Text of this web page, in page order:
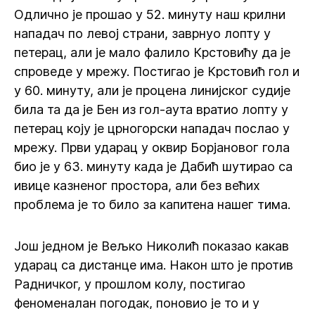
Одлично је прошао у 52. минуту наш крилни
нападач по левој страни, заврнуо лопту у
петерац, али је мало фалило Крстовићу да је
спроведе у мрежу. Постигао је Крстовић гол и
у 60. минуту, али је процена линијског судије
била та да је Бен из гол-аута вратио лопту у
петерац коју је црногорски нападач послао у
мрежу. Први ударац у оквир Борјановог гола
био је у 63. минуту када је Дабић шутирао са
ивице казненог простора, али без већих
проблема је то било за капитена нашег тима.
Још једном је Вељко Николић показао какав
ударац са дистанце има. Након што је против
Радничког, у прошлом колу, постигао
феноменалан погодак, поновио је то и у